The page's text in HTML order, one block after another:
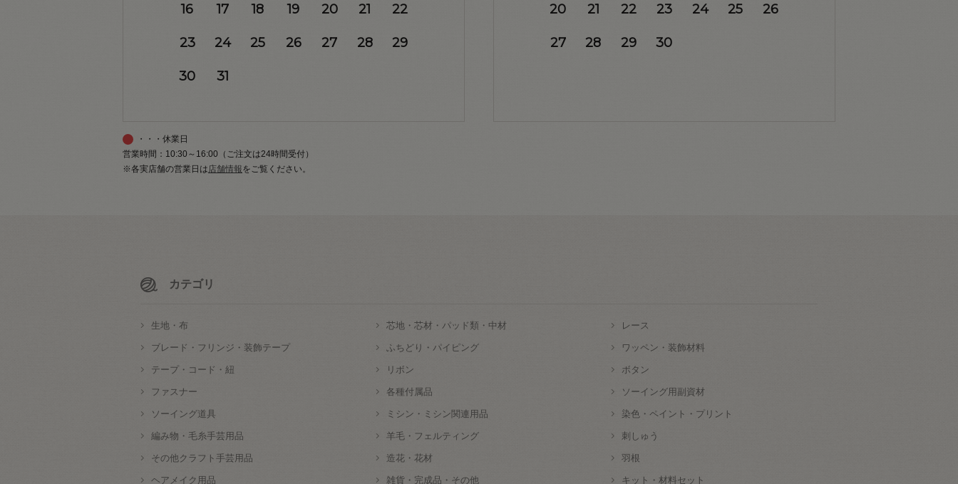
16 17 18 19 20 21 22
23 24 25 26 27 28 29
30 31
20 21 22 23 24 25 26
27 28 29 30
・・・休業日
営業時間：10:30～16:00（ご注文は24時間受付）
※各実店舗の営業日は店舗情報をご覧ください。
カテゴリ
生地・布 芯地・芯材・パッド類・中材 レース
ブレード・フリンジ・装飾テープ ふちどり・パイピング ワッペン・装飾材料
テープ・コード・紐 リボン ボタン
ファスナー 各種付属品 ソーイング用副資材
ソーイング道具 ミシン・ミシン関連用品 染色・ペイント・プリント
編み物・毛糸手芸用品 羊毛・フェルティング 刺しゅう
その他クラフト手芸用品 造花・花材 羽根
ヘアメイク用品 雑貨・完成品・その他 キット・材料セット